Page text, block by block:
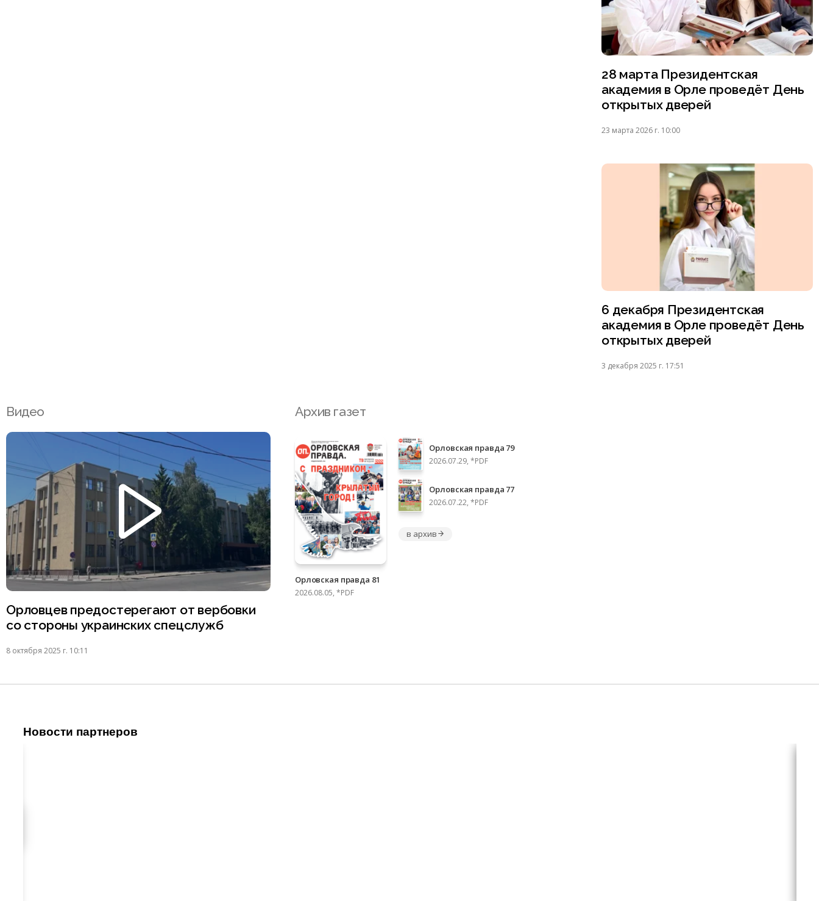
28 марта Президентская
академия в Орле проведёт День
открытых дверей
23 марта 2026 г. 10:00
6 декабря Президентская
академия в Орле проведёт День
открытых дверей
3 декабря 2025 г. 17:51
Видео
Орловцев предостерегают от вербовки
со стороны украинских спецслужб
8 октября 2025 г. 10:11
Архив газет
Орловская правда 81
2026.08.05, *PDF
Орловская правда 79
2026.07.29, *PDF
Орловская правда 77
2026.07.22, *PDF
в архив
Новости партнеров